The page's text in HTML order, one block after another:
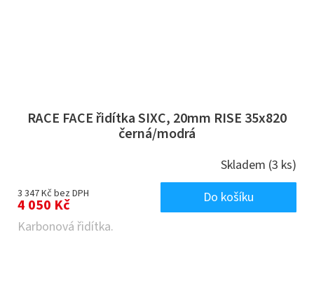
RACE FACE řidítka SIXC, 20mm RISE 35x820
černá/modrá
Skladem (3 ks)
3 347 Kč bez DPH
4 050 Kč
Do košíku
Karbonová řidítka.